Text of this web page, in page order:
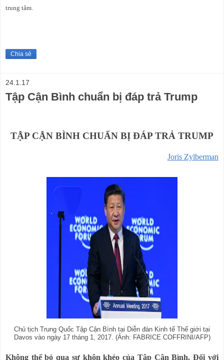
trung tâm.
Chia sẻ
24.1.17
Tập Cận Bình chuẩn bị đáp trả Trump
TẬP CẬN BÌNH CHUẨN BỊ ĐÁP TRẢ TRUMP
Joris Zylberman
Chủ tịch Trung Quốc Tập Cận Bình tại Diễn đàn Kinh tế Thế giới tại
Davos vào ngày 17 tháng 1, 2017. (Ảnh: FABRICE COFFRINI/AFP)
Không thể bỏ qua sự khôn khéo của Tập Cận Bình. Đối với